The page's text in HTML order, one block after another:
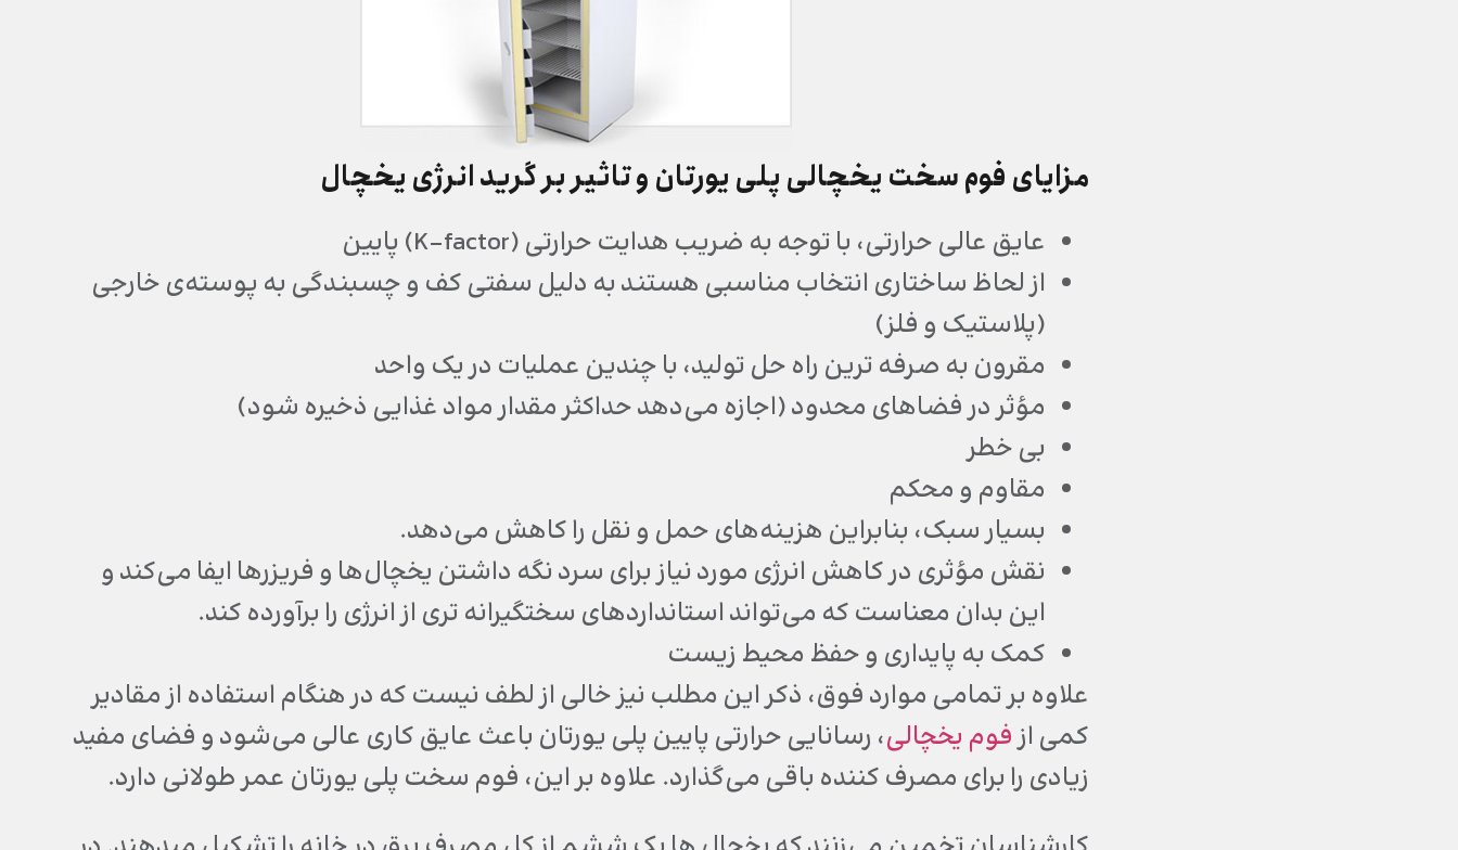
مزایای فوم سخت یخچالی پلی یورتان و تاثیر بر گرید انرژی یخچال
عایق عالی حرارتی، با توجه به ضریب هدایت حرارتی (K-factor) پایین
از لحاظ ساختاری انتخاب مناسبی هستند به دلیل سفتی کف و چسبندگی به پوسته‌ی خارجی
(پلاستیک و فلز)
مقرون به صرفه ترین راه حل تولید، با چندین عملیات در یک واحد
مؤثر در فضاهای محدود (اجازه می‌دهد حداکثر مقدار مواد غذایی ذخیره شود)
بی خطر
مقاوم و محکم
بسیار سبک، بنابراین هزینه‌های حمل و نقل را کاهش می‌دهد.
نقش مؤثری در کاهش انرژی مورد نیاز برای سرد نگه داشتن یخچال‌ها و فریزرها ایفا می‌کند و
این بدان معناست که می‌تواند استانداردهای سختگیرانه تری از انرژی را برآورده کند.
کمک به پایداری و حفظ محیط زیست
علاوه بر تمامی موارد فوق، ذکر این مطلب نیز خالی از لطف نیست که در هنگام استفاده از مقادیر
کمی ازفوم یخچالی، رسانایی حرارتی پایین پلی یورتان باعث عایق کاری عالی می‌شود و فضای مفید
زیادی را برای مصرف کننده باقی می‌گذارد. علاوه بر این، فوم سخت پلی یورتان عمر طولانی دارد.